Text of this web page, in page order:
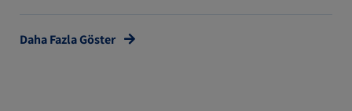
Daha Fazla Göster